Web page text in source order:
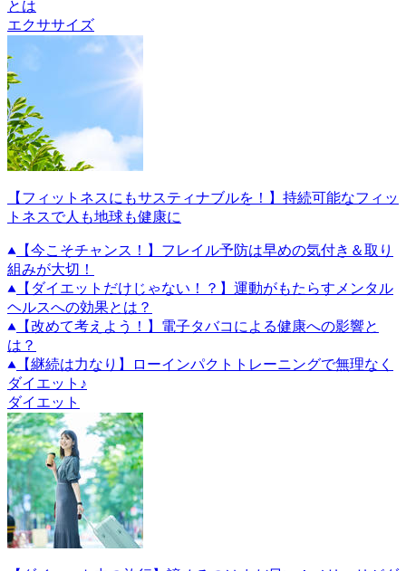
とは
エクササイズ
【フィットネスにもサスティナブルを！】持続可能なフィッ
トネスで人も地球も健康に
【今こそチャンス！】フレイル予防は早めの気付き＆取り
組みが大切！
【ダイエットだけじゃない！？】運動がもたらすメンタル
ヘルスへの効果とは？
【改めて考えよう！】電子タバコによる健康への影響と
は？
【継続は力なり】ローインパクトトレーニングで無理なく
ダイエット♪
ダイエット